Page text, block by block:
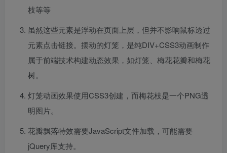
枝等等
虽然这些元素是浮动在页面上层，但并不影响鼠标透过
元素点击链接。摆动的灯笼，是纯DIV+CSS3动画制作
属于前端技术构建动态效果，如灯笼、梅花花瓣和梅花
树。
灯笼动画效果使用CSS3创建，而梅花枝是一个PNG透
明图片。
花瓣飘落特效需要JavaScript文件加载，可能需要
jQuery库支持。